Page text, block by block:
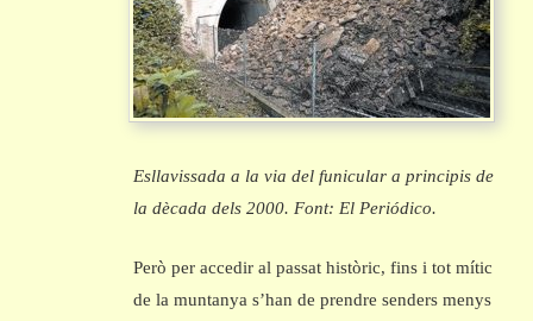
Esllavissada a la via del funicular a principis de
la dècada dels 2000. Font: El Periódico.
Però per accedir al passat històric, fins i tot mític
de la muntanya s’han de prendre senders menys